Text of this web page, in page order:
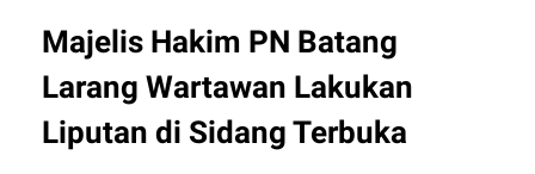
Majelis Hakim PN Batang
Larang Wartawan Lakukan
Liputan di Sidang Terbuka